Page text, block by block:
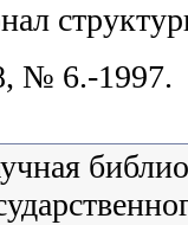
№ 6.-1997.